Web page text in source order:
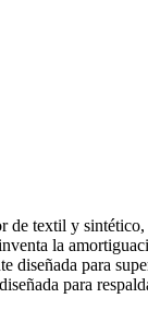
textil y
la
diseñada para
para